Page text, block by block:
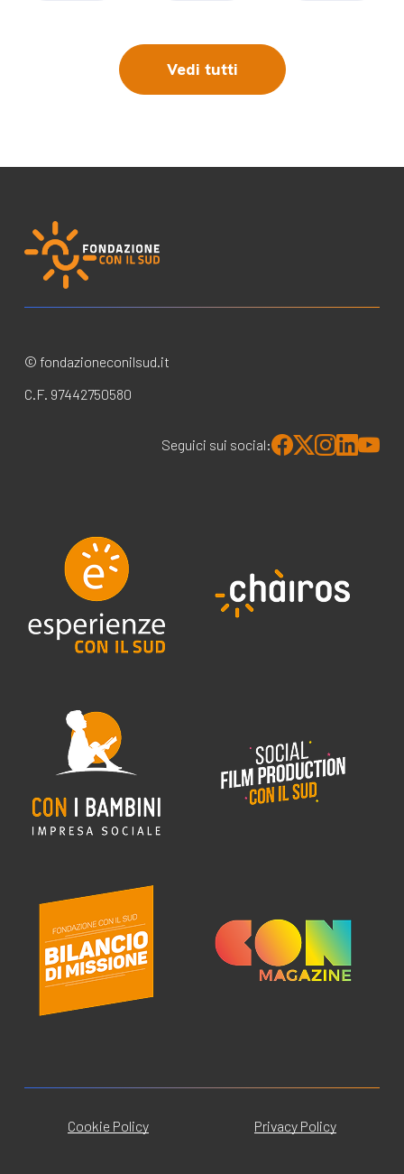
Vedi tutti
© fondazioneconilsud.it
C.F. 97442750580
Seguici sui social:
Cookie Policy Privacy Policy